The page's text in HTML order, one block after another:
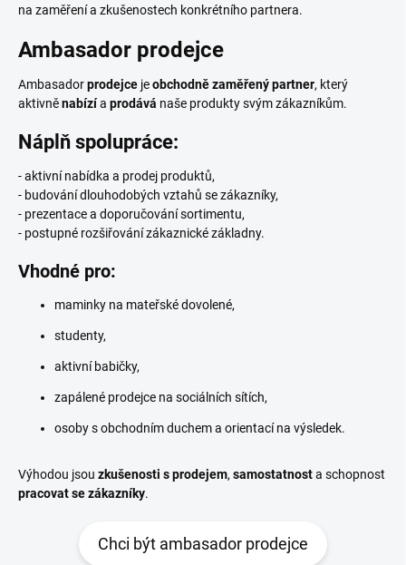
na zaměření a zkušenostech konkrétního partnera.
Ambasador prodejce
Ambasadorprodejce jeobchodně zaměřený partner, který
aktivněnabízía prodává naše produkty svým zákazníkům.
Náplň spolupráce:
- aktivní nabídka a prodej produktů,
- budování dlouhodobých vztahů se zákazníky,
- prezentace a doporučování sortimentu,
- postupné rozšiřování zákaznické základny.
Vhodné pro:
maminky na mateřské dovolené,
studenty,
aktivní babičky,
zapálené prodejce na sociálních sítích,
osoby s obchodním duchem a orientací na výsledek.
Výhodou jsou zkušenosti s prodejem, samostatnosta schopnost
pracovat se zákazníky.
Chci být ambasador prodejce